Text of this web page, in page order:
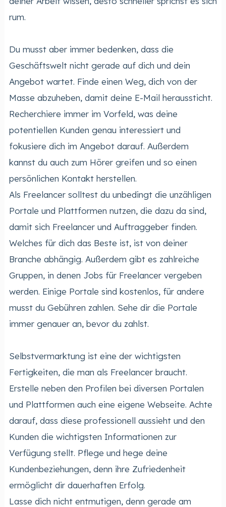
rum.
Du musst aber immer bedenken, dass die
Geschäftswelt nicht gerade auf dich und dein
Angebot wartet. Finde einen Weg, dich von der
Masse abzuheben, damit deine E-Mail heraussticht.
Recherchiere immer im Vorfeld, was deine
potentiellen Kunden genau interessiert und
fokusiere dich im Angebot darauf. Außerdem
kannst du auch zum Hörer greifen und so einen
persönlichen Kontakt herstellen.
Als Freelancer solltest du unbedingt die unzähligen
Portale und Plattformen nutzen, die dazu da sind,
damit sich Freelancer und Auftraggeber finden.
Welches für dich das Beste ist, ist von deiner
Branche abhängig. Außerdem gibt es zahlreiche
Gruppen, in denen Jobs für Freelancer vergeben
werden. Einige Portale sind kostenlos, für andere
musst du Gebühren zahlen. Sehe dir die Portale
immer genauer an, bevor du zahlst.
Selbstvermarktung ist eine der wichtigsten
Fertigkeiten, die man als Freelancer braucht.
Erstelle neben den Profilen bei diversen Portalen
und Plattformen auch eine eigene Webseite. Achte
darauf, dass diese professionell aussieht und den
Kunden die wichtigsten Informationen zur
Verfügung stellt. Pflege und hege deine
Kundenbeziehungen, denn ihre Zufriedenheit
ermöglicht dir dauerhaften Erfolg.
Lasse dich nicht entmutigen, denn gerade am